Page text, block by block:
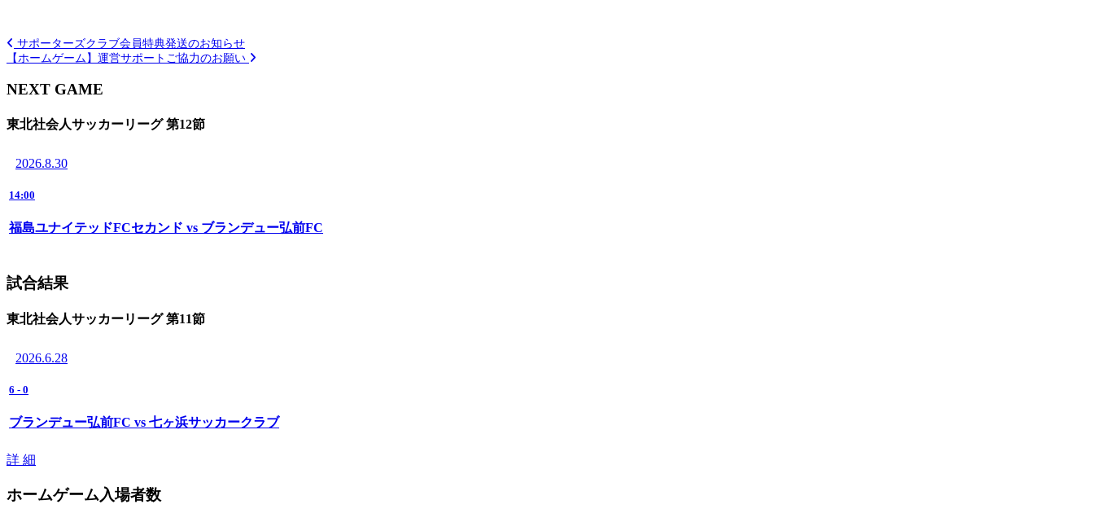
サポーターズクラブ会員特典発送のお知らせ
【ホームゲーム】運営サポートご協力のお願い
NEXT GAME
東北社会人サッカーリーグ 第12節
2026.8.30
14:00
福島ユナイテッドFCセカンド vs ブランデュー弘前FC
試合結果
東北社会人サッカーリーグ 第11節
2026.6.28
6 - 0
ブランデュー弘前FC vs 七ヶ浜サッカークラブ
詳 細
ホームゲーム入場者数